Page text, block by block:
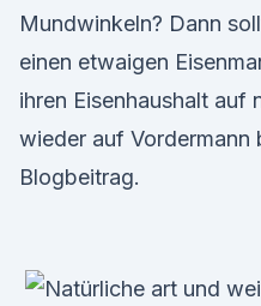
Mundwinkeln? Dann
einen etwaigen
ihren Eisenhaushalt auf
wieder auf Vordermann
Blogbeitrag.